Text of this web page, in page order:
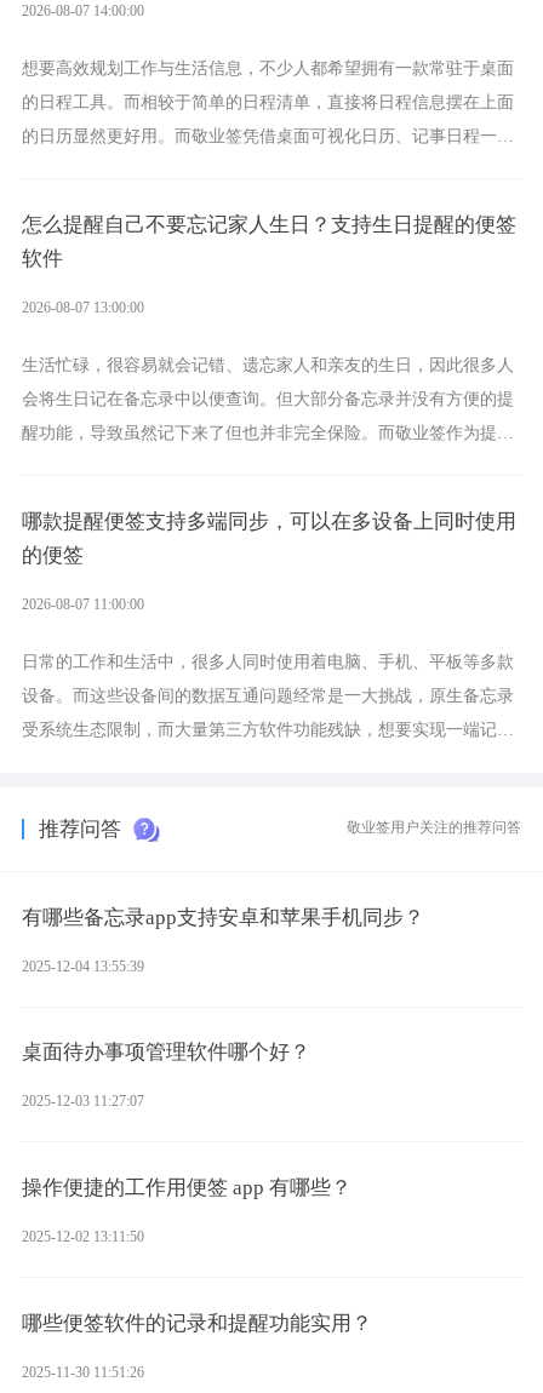
2026-08-07 14:00:00
想要高效规划工作与生活信息，不少人都希望拥有一款常驻于桌面
的日程工具。而相较于简单的日程清单，直接将日程信息摆在上面
的日历显然更好用。而敬业签凭借桌面可视化日历、记事日程一体
怎么提醒自己不要忘记家人生日？支持生日提醒的便签
软件
2026-08-07 13:00:00
生活忙碌，很容易就会记错、遗忘家人和亲友的生日，因此很多人
会将生日记在备忘录中以便查询。但大部分备忘录并没有方便的提
醒功能，导致虽然记下来了但也并非完全保险。而敬业签作为提醒
哪款提醒便签支持多端同步，可以在多设备上同时使用
的便签
2026-08-07 11:00:00
日常的工作和生活中，很多人同时使用着电脑、手机、平板等多款
设备。而这些设备间的数据互通问题经常是一大挑战，原生备忘录
受系统生态限制，而大量第三方软件功能残缺，想要实现一端记
推荐问答 敬业签用户关注的推荐问答
有哪些备忘录app支持安卓和苹果手机同步？
2025-12-04 13:55:39
桌面待办事项管理软件哪个好？
2025-12-03 11:27:07
操作便捷的工作用便签 app 有哪些？
2025-12-02 13:11:50
哪些便签软件的记录和提醒功能实用？
2025-11-30 11:51:26